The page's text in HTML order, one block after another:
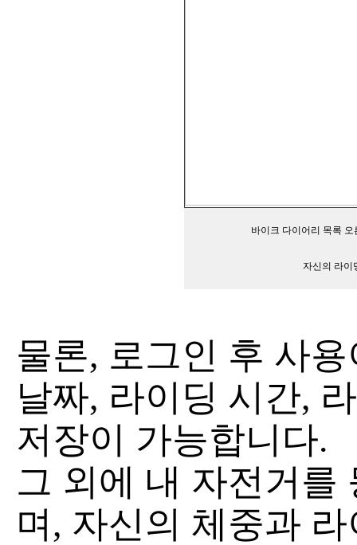
바이크 다이어리 목록
자신의 라이
물론, 로그인 후 사
날짜, 라이딩 시간,
저장이 가능합니다.
그 외에 내 자전거를
며, 자신의 체중과